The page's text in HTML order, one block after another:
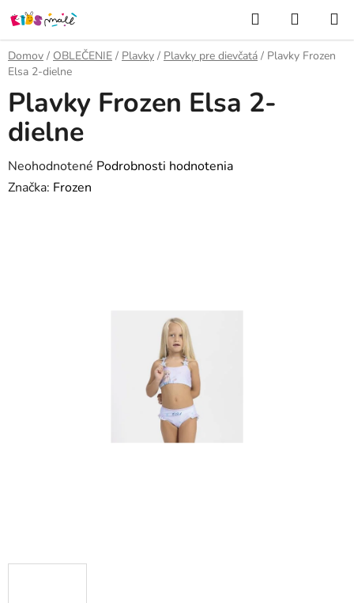
Prejsť
na
obsah
Hľadať
KOŠÍK
Domov / OBLEČENIE / Plavky / Plavky pre dievčatá / Plavky Frozen
Elsa 2-dielne
Plavky Frozen Elsa 2-
dielne
Priemerné
hodnotenie
Neohodnotené Podrobnosti hodnotenia
Značka: Frozen